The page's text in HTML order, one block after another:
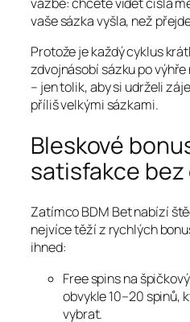
vaše sázka vyšla, než
Protože je každý cyklus
zdvojnásobí sázku po
– jen tolik, aby si udrželi
příliš velkými sázkami.
Bleskové
satisfakce bez
Zatímco BDM Bet nabízí
nejvíce těží z rychlých
ihned:
Free spins na
obvykle 10–20 spinů,
vybrat.